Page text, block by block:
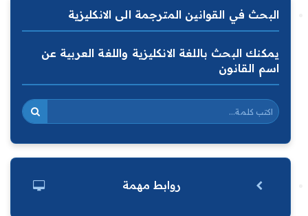
البحث في القوانين المترجمة الى الانكليزية
يمكنك البحث باللغة الانكليزية واللغة العربية عن
اسم القانون
روابط مهمة